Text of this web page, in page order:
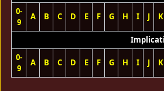
0-
9
A B C D E F G H I J K
0-
9
A B C D E F G H I J K